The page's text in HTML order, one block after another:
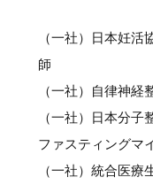
（一社）日本妊
師
（一社）自律神経
（一社）日本分
ファスティングマ
（一社）統合医